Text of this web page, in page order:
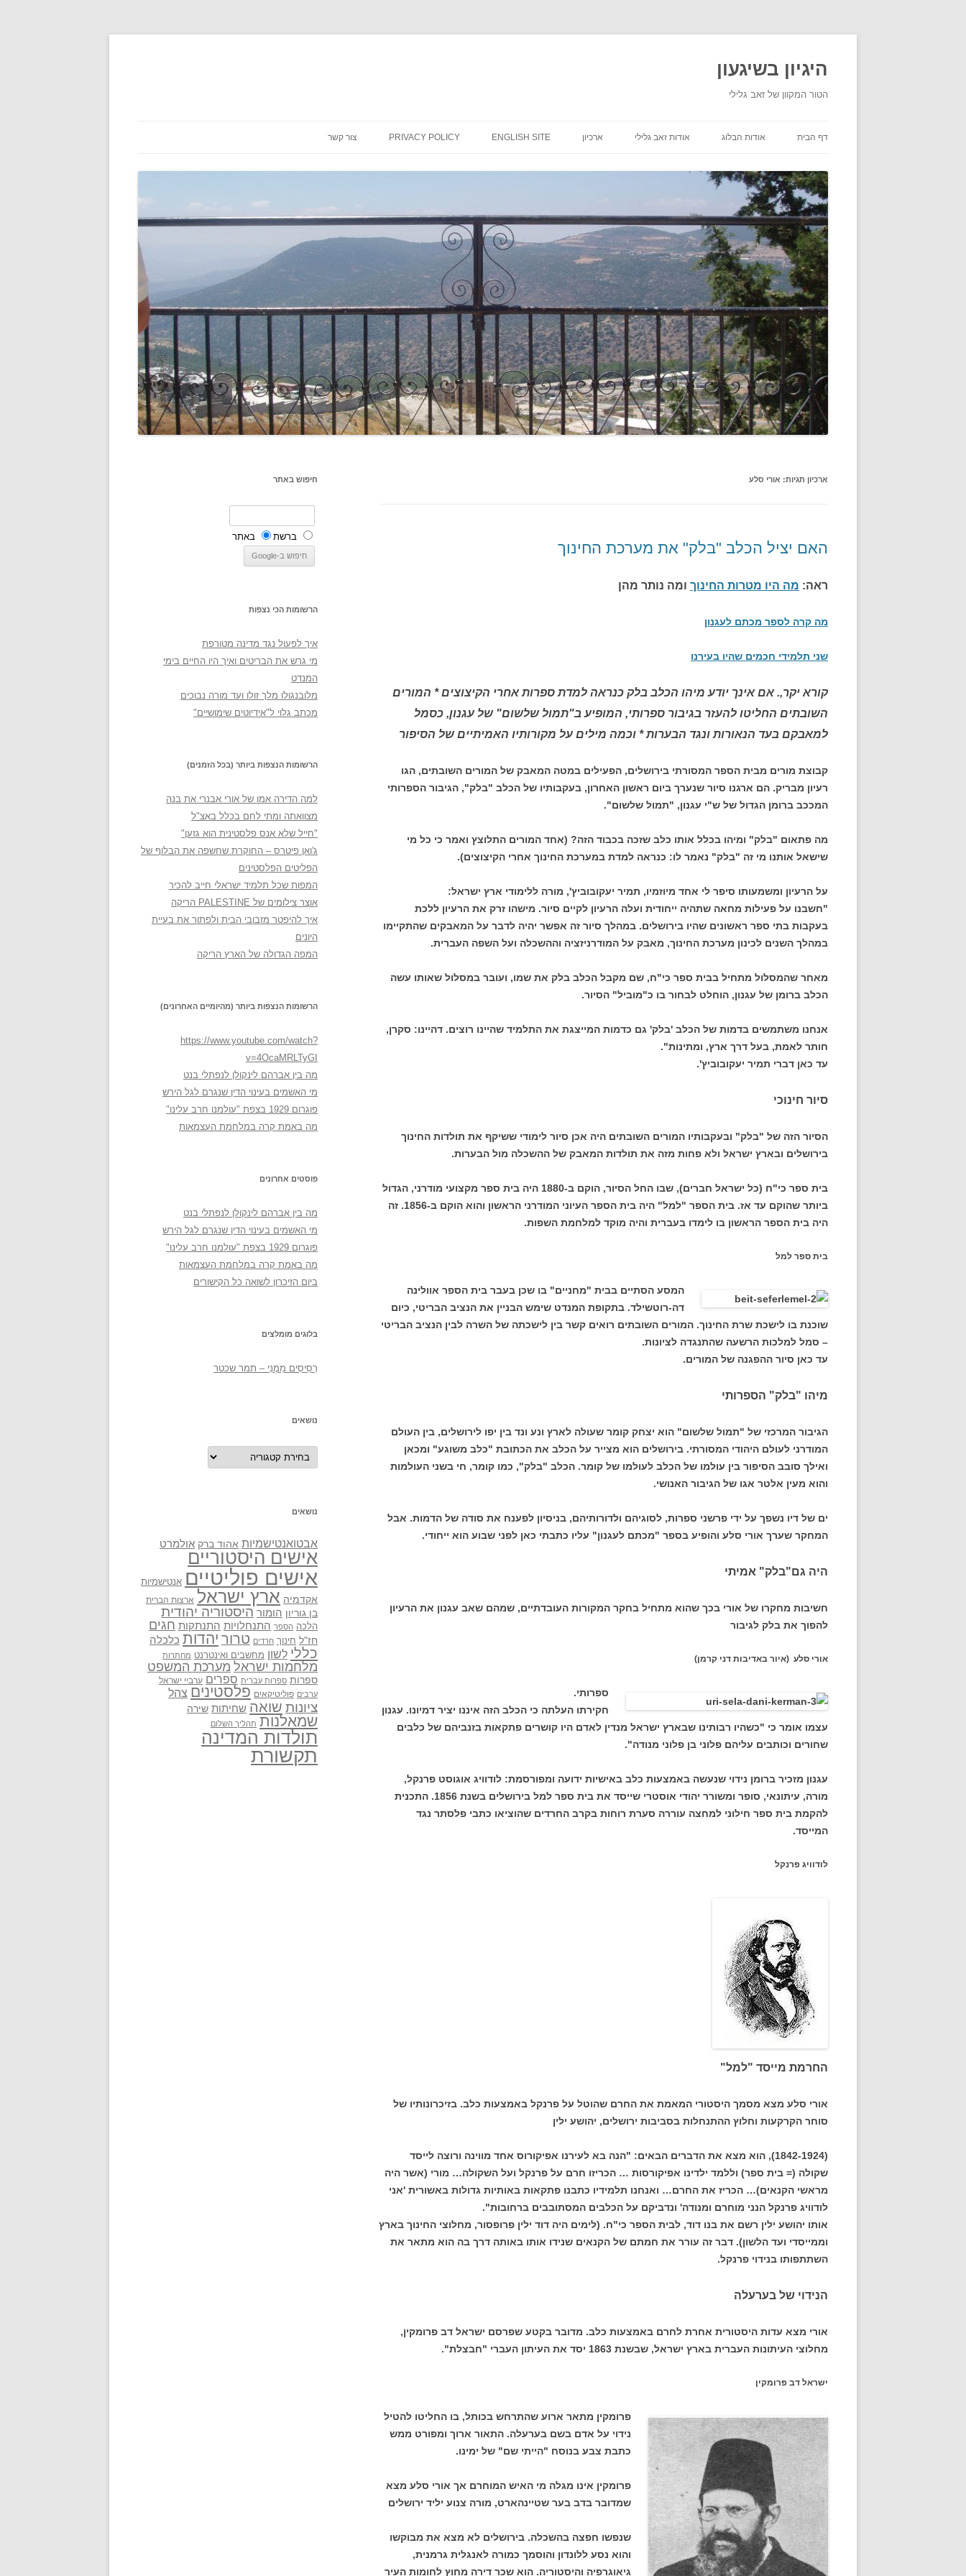
היגיון בשיגעון
הטור המקוון של זאב גלילי
דף הבית אודות הבלוג אודות זאב גלילי ארכיון ENGLISH SITE
PRIVACY POLICY צור קשר
ארכיון תגיות: אורי סלע
האם יציל הכלב "בלק" את מערכת החינוך
ראה: מה היו מטרות החינוך ומה נותר מהן
מה קרה לספר מכתם לעגנון
שני תלמידי חכמים שהיו בעירנו
קורא יקר,. אם אינך יודע מיהו הכלב בלק כנראה למדת ספרות אחרי הקיצוצים * המורים
השובתים החליטו להעזר בגיבור ספרותי, המופיע ב"תמול שלשום" של עגנון, כסמל
למאבקם בעד הנאורות ונגד הבערות * וכמה מילים על מקורותיו האמיתיים של הסיפור
קבוצת מורים מבית הספר המסורתי בירושלים, הפעילים במטה המאבק של המורים השובתים, הגו
רעיון מבריק. הם ארגנו סיור שנערך ביום ראשון האחרון, בעקבותיו של הכלב "בלק", הגיבור הספרותי
המככב ברומן הגדול של ש"י עגנון, "תמול שלשום".
מה פתאום "בלק" ומיהו בכלל אותו כלב שזכה בכבוד הזה? (אחד המורים התלוצץ ואמר כי כל מי
שישאל אותנו מי זה "בלק" נאמר לו: כנראה למדת במערכת החינוך אחרי הקיצוצים).
על הרעיון ומשמעותו סיפר לי אחד מיוזמיו, תמיר יעקובוביץ', מורה ללימודי ארץ ישראל:
"חשבנו על פעילות מחאה שתהיה ייחודית ועלה הרעיון לקיים סיור. מישהו זרק את הרעיון ללכת
בעקבות בתי ספר ראשונים שהיו בירושלים. במהלך סיור זה אפשר יהיה לדבר על המאבקים שהתקיימו
במהלך השנים לכינון מערכת החינוך, מאבק על המודרניזציה וההשכלה ועל השפה העברית.
מאחר שהמסלול מתחיל בבית ספר כי"ח, שם מקבל הכלב בלק את שמו, ועובר במסלול שאותו עשה
הכלב ברומן של עגנון, הוחלט לבחור בו כ"מוביל" הסיור.
אנחנו משתמשים בדמות של הכלב 'בלק' גם כדמות המייצגת את התלמיד שהיינו רוצים. דהיינו: סקרן,
חותר לאמת, בעל דרך ארץ, ומתינות".
עד כאן דברי תמיר יעקובוביץ'.
סיור חינוכי
הסיור הזה של "בלק" ובעקבותיו המורים השובתים היה אכן סיור לימודי ששיקף את תולדות החינוך
בירושלים ובארץ ישראל ולא פחות מזה את תולדות המאבק של ההשכלה מול הבערות.
בית ספר כי"ח (כל ישראל חברים), שבו החל הסיור, הוקם ב-1880 היה בית ספר מקצועי מודרני, הגדול
ביותר שהוקם עד אז. בית הספר "למל" היה בית הספר העיוני המודרני הראשון והוא הוקם ב-1856. זה
היה בית הספר הראשון בו לימדו בעברית והיה מוקד למלחמת השפות.
בית ספר למל
המסע הסתיים בבית "מחניים" בו שכן בעבר בית הספר אוולינה
דה-רוטשילד. בתקופת המנדט שימש הבניין את הנציב הבריטי, כיום
שוכנת בו לישכת שרת החינוך. המורים השובתים רואים קשר בין לישכתה של השרה לבין הנציב הבריטי
– סמל למלכות הרשעה שהתנגדה לציונות.
עד כאן סיור ההפגנה של המורים.
מיהו "בלק" הספרותי
הגיבור המרכזי של "תמול שלשום" הוא יצחק קומר שעולה לארץ ונע ונד בין יפו לירושלים, בין העולם
המודרני לעולם היהודי המסורתי. בירושלים הוא מצייר על הכלב את הכתובת "כלב משוגע" ומכאן
ואילך סובב הסיפור בין עולמו של הכלב לעולמו של קומר. הכלב "בלק", כמו קומר, חי בשני העולמות
והוא מעין אלטר אגו של הגיבור האנושי.
ים של דיו נשפך על ידי פרשני ספרות, לסוגיהם ולדורותיהם, בניסיון לפענח את סודה של הדמות. אבל
המחקר שערך אורי סלע והופיע בספר "מכתם לעגנון" עליו כתבתי כאן לפני שבוע הוא ייחודי.
היה גם"בלק" אמיתי
חשיבות מחקרו של אורי בכך שהוא מתחיל בחקר המקורות העובדתיים, שמהם שאב עגנון את הרעיון
להפוך את בלק לגיבור
אורי סלע (איור באדיבות דני קרמן)
ספרותי.
חקירתו העלתה כי הכלב הזה איננו יציר דמיונו. עגנון
עצמו אומר כי "כשהיו רבותינו שבארץ ישראל מנדין לאדם היו קושרים פתקאות בזנביהם של כלבים
שחורים וכותבים עליהם פלוני בן פלוני מנודה".
עגנון מזכיר ברומן נידוי שנעשה באמצעות כלב באישיות ידועה ומפורסמת: לודוויג אוגוסט פרנקל,
מורה, עיתונאי, סופר ומשורר יהודי אוסטרי שייסד את בית ספר למל בירושלים בשנת 1856. התכנית
להקמת בית ספר חילוני למחצה עוררה סערת רוחות בקרב החרדים שהוציאו כתבי פלסתר נגד
המייסד.
לודוויג פרנקל
החרמת מייסד "למל"
אורי סלע מצא מסמך היסטורי המאמת את החרם שהוטל על פרנקל באמצעות כלב. בזיכרונותיו של
סוחר הקרקעות וחלוץ ההתנחלות בסביבות ירושלים, יהושע ילין
(1842-1924), הוא מצא את הדברים הבאים: "הנה בא לעירנו אפיקורוס אחד מווינה ורוצה לייסד
שקולה (= בית ספר) וללמד ילדינו אפיקורסות … הכריזו חרם על פרנקל ועל השקולה… מורי (אשר היה
מראשי הקנאים)… הכריז את החרם… ואנחנו תלמידיו כתבנו פתקאות באותיות גדולות באשורית 'אני
לודוויג פרנקל הנני מוחרם ומנודה' ונדביקם על הכלבים המסתובבים ברחובות".
אותו יהושע ילין רשם את בנו דוד, לבית הספר כי"ח. (לימים היה דוד ילין פרופסור, מחלוצי החינוך בארץ
וממייסדי ועד הלשון). דבר זה עורר את חמתם של הקנאים שנידו אותו באותה דרך בה הוא מתאר את
השתתפותו בנידוי פרנקל.
הנידוי של בערעלה
אורי מצא עדות היסטורית אחרת לחרם באמצעות כלב. מדובר בקטע שפרסם ישראל דב פרומקין,
מחלוצי העיתונות העברית בארץ ישראל, שבשנת 1863 יסד את העיתון העברי "חבצלת".
ישראל דב פרומקין
פרומקין מתאר ארוע שהתרחש בכותל, בו החליטו להטיל
נידוי על אדם בשם בערעלה. התאור ארוך ומפורט ממש
כתבת צבע בנוסח "הייתי שם" של ימינו.
פרומקין אינו מגלה מי האיש המוחרם אך אורי סלע מצא
שמדובר בדב בער שטיינהארט, מורה צנוע יליד ירושלים
שנפשו חפצה בהשכלה. בירושלים לא מצא את מבוקשו
והוא נסע ללונדון והוסמך כמורה לאנגלית גרמנית,
גיאוגרפיה והיסטוריה. הוא שכר דירה מחוץ לחומות העיר
חיפוש באתר
ברשת באתר
הרשומות הכי נצפות
איך לפעול נגד מדינה מטורפת
מי גרש את הבריטים ואיך היו החיים בימי
המנדט
מלובנגולו מלך זולו ועד מורה נבוכים
מכתב גלוי ל"אידיוטים שימושיים"
הרשומות הנצפות ביותר (בכל הזמנים)
למה הדירה אמו של אורי אבנרי את בנה
מצוואתה ומתי לחם בכלל באצ"ל
"חייל שלא אנס פלסטינית הוא גזען"
ג'ואן פיטרס – החוקרת שחשפה את הבלוף של
הפליטים הפלסטינים
המפות שכל תלמיד ישראלי חייב להכיר
אוצר צילומים של PALESTINE הריקה
איך להיפטר מזבובי הבית ולפתור את בעיית
היונים
המפה הגדולה של הארץ הריקה
הרשומות הנצפות ביותר (מהיומיים האחרונים)
https://www.youtube.com/watch?
v=4OcaMRLTyGI
מה בין אברהם לינקולן לנפתלי בנט
מי האשמים בעינוי הדין שנגרם לגל הירש
פוגרום 1929 בצפת "עולמנו חרב עלינו"
מה באמת קרה במלחמת העצמאות
פוסטים אחרונים
מה בין אברהם לינקולן לנפתלי בנט
מי האשמים בעינוי הדין שנגרם לגל הירש
פוגרום 1929 בצפת "עולמנו חרב עלינו"
מה באמת קרה במלחמת העצמאות
ביום הזיכרון לשואה כל הקישורים
בלוגים מומלצים
רְסִיסִים מִמֶנִי – תמר שכטר
נושאים
נושאים
נושאים
אבטואנטישמיות אהוד ברק אולמרט
אישים היסטוריים
אישים פוליטיים אנטישמיות
אקדמיה ארץ ישראל ארצות הברית
בן גוריון הומור היסטוריה יהודית
הלכה הספר התנחלויות התנתקות חגים
חז"ל חינוך חרדים טרור יהדות כלכלה
כללי לשון מחשבים ואינטרנט מחתרות
מלחמות ישראל מערכת המשפט
ספרות ספרות עברית ספרים ערביי ישראל
ערבים פוליטיקאים פלסטינים צהל
ציונות שואה שחיתות שירה
שמאלנות תהליך השלום
תולדות המדינה
תקשורת